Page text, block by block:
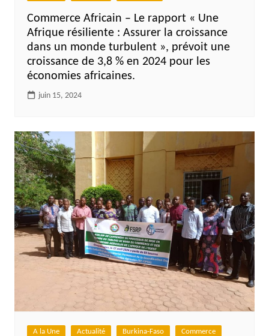
Commerce Africain – Le rapport « Une
Afrique résiliente : Assurer la croissance
dans un monde turbulent », prévoit une
croissance de 3,8 % en 2024 pour les
économies africaines.
juin 15, 2024
A la Une Actualité Burkina-Faso Commerce